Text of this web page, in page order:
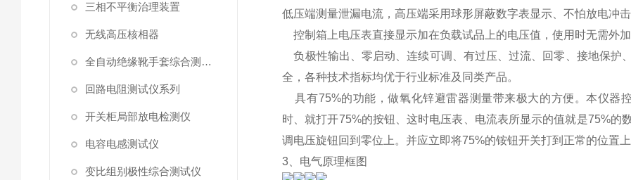
三相不平衡治理装置
无线高压核相器
全自动绝缘靴手套综合测试仪
回路电阻测试仪系列
开关柜局部放电检测仪
电容电感测试仪
变比组别极性综合测试仪
低压端测量泄漏电流，高压端采用球形屏蔽数字表显示、不怕放电冲
控制箱上电压表直接显示加在负载试品上的电压值，使用时无需外
负极性输出、零启动、连续可调、有过压、过流、回零、接地保护
全，各种技术指标均优于行业标准及同类产品。
具有75%的功能，做氧化锌避雷器测量带来极大的方便。本仪器
时、就打开75%的按钮、这时电压表、电流表所显示的值就是75%的
调电压旋钮回到零位上。并应立即将75%的铵钮开关打到正常的位置上
3、电气原理框图